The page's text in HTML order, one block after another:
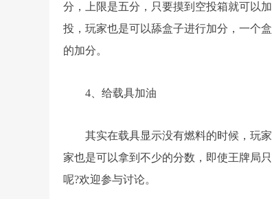
分，上限是五分，只要摸到空投箱就可以
投，玩家也是可以舔盒子进行加分，一个
的加分。
4、给载具加油
其实在载具显示没有燃料的时候，玩
家也是可以拿到不少的分数，即使王牌局
呢?欢迎参与讨论。